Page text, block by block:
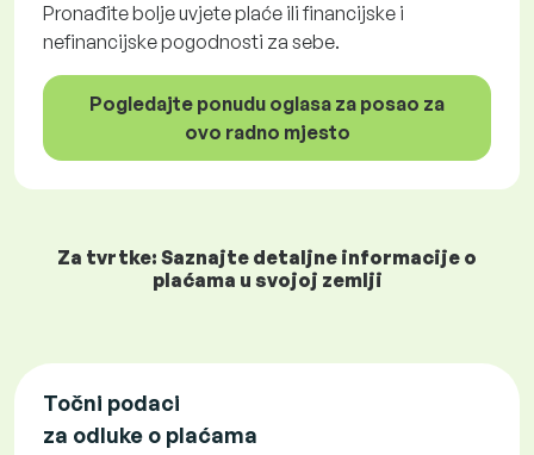
Pronađite bolje uvjete plaće ili financijske i
nefinancijske pogodnosti za sebe.
Pogledajte ponudu oglasa za posao za
ovo radno mjesto
Za tvrtke: Saznajte detaljne informacije o
plaćama u svojoj zemlji
Točni podaci
za odluke o plaćama